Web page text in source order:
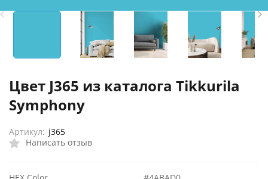
Цвет J365 из каталога Tikkurila
Symphony
Написать отзыв
Артикул: j365